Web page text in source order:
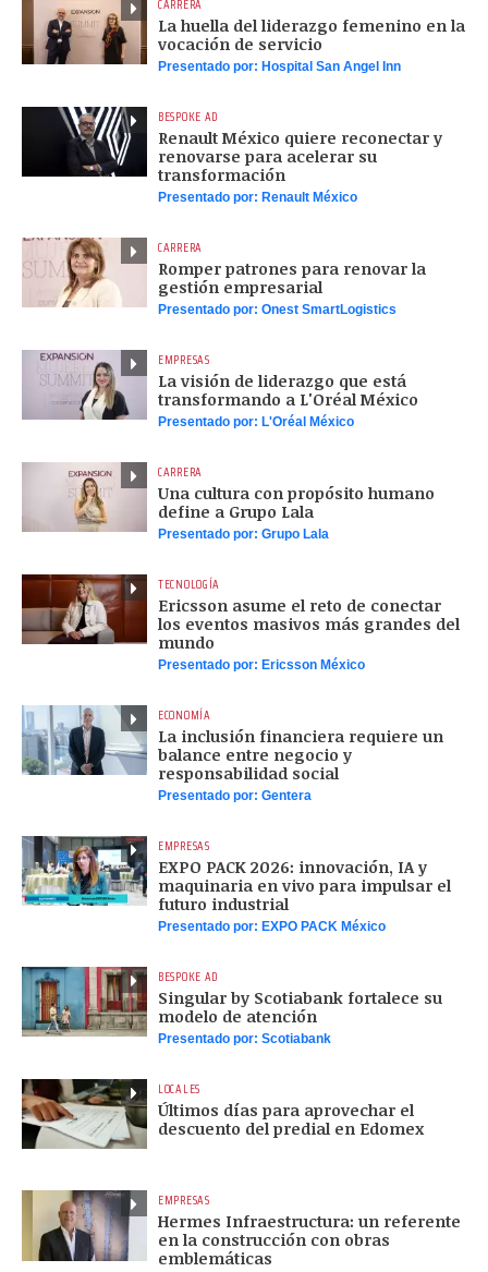
La huella del liderazgo femenino en la
vocación de servicio
Presentado por: Hospital San Angel Inn
BESPOKE AD
Renault México quiere reconectar y
renovarse para acelerar su
transformación
Presentado por: Renault México
CARRERA
Romper patrones para renovar la
gestión empresarial
Presentado por: Onest SmartLogistics
EMPRESAS
La visión de liderazgo que está
transformando a L'Oréal México
Presentado por: L'Oréal México
CARRERA
Una cultura con propósito humano
define a Grupo Lala
Presentado por: Grupo Lala
TECNOLOGÍA
Ericsson asume el reto de conectar
los eventos masivos más grandes del
mundo
Presentado por: Ericsson México
ECONOMÍA
La inclusión financiera requiere un
balance entre negocio y
responsabilidad social
Presentado por: Gentera
EMPRESAS
EXPO PACK 2026: innovación, IA y
maquinaria en vivo para impulsar el
futuro industrial
Presentado por: EXPO PACK México
BESPOKE AD
Singular by Scotiabank fortalece su
modelo de atención
Presentado por: Scotiabank
LOCALES
Últimos días para aprovechar el
descuento del predial en Edomex
EMPRESAS
Hermes Infraestructura: un referente
en la construcción con obras
emblemáticas